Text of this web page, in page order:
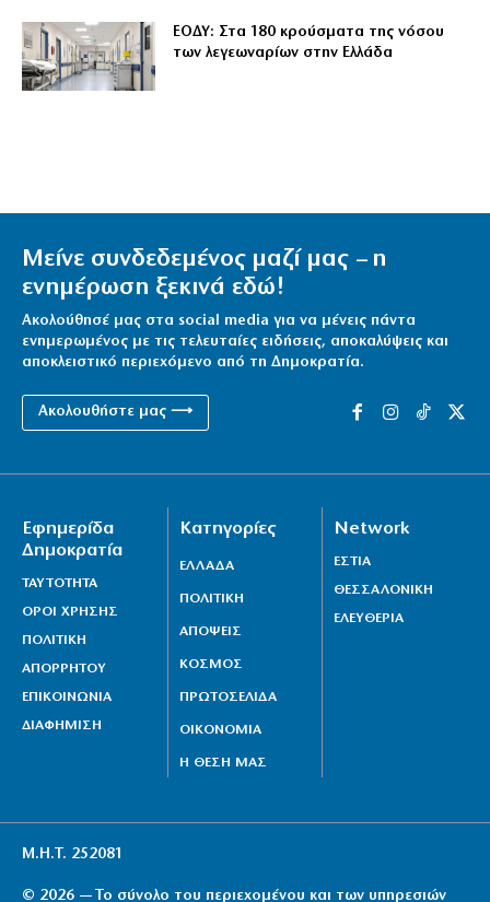
ΕΟΔΥ: Στα 180 κρούσματα της νόσου
των λεγεωναρίων στην Ελλάδα
Μείνε συνδεδεμένος μαζί μας – η
ενημέρωση ξεκινά εδώ!
Ακολούθησέ μας στα social media για να μένεις πάντα
ενημερωμένος με τις τελευταίες ειδήσεις, αποκαλύψεις και
αποκλειστικό περιεχόμενο από τη Δημοκρατία.
Ακολουθήστε μας ⟶
Εφημερίδα
Δημοκρατία
ΤΑΥΤΟΤΗΤΑ
ΟΡΟΙ ΧΡΗΣΗΣ
ΠΟΛΙΤΙΚΗ
ΑΠΟΡΡΗΤΟΥ
ΕΠΙΚΟΙΝΩΝΙΑ
ΔΙΑΦΗΜΙΣΗ
Κατηγορίες
ΕΛΛΑΔΑ
ΠΟΛΙΤΙΚΗ
ΑΠΟΨΕΙΣ
ΚΟΣΜΟΣ
ΠΡΩΤΟΣΕΛΙΔΑ
ΟΙΚΟΝΟΜΙΑ
Η ΘΕΣΗ ΜΑΣ
Network
ΕΣΤΙΑ
ΘΕΣΣΑΛΟΝΙΚΗ
ΕΛΕΥΘΕΡΙΑ
Μ.Η.Τ. 252081
© 2026 — Το σύνολο του περιεχομένου και των υπηρεσιών